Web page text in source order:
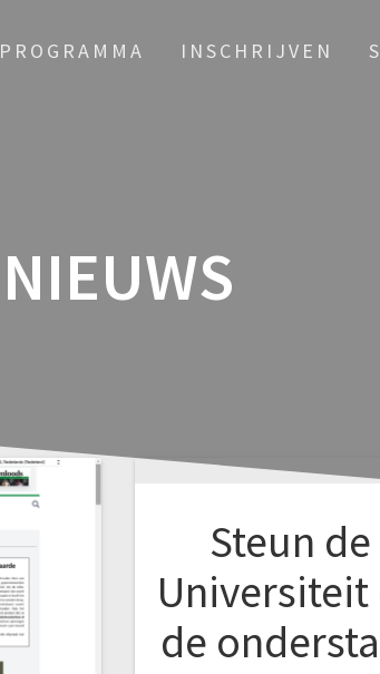
PROGRAMMA INSCHRIJVEN
NIEUWS
Steun
Universiteit
de